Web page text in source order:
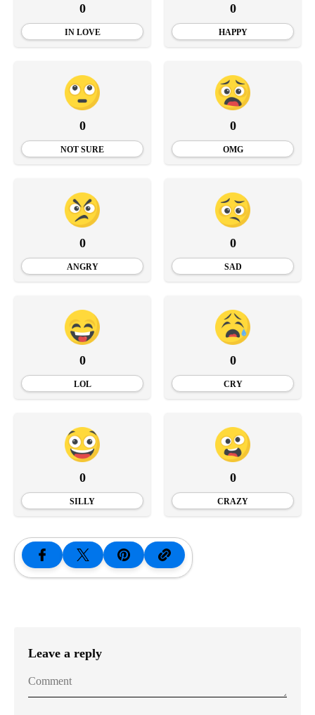
0
IN LOVE
0
HAPPY
0
NOT SURE
0
OMG
0
ANGRY
0
SAD
0
LOL
0
CRY
0
SILLY
0
CRAZY
Leave a reply